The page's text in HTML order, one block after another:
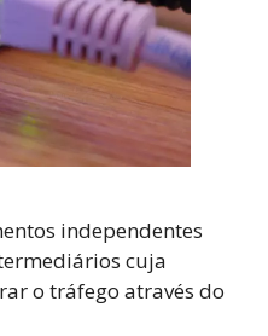
independentes
cuja
o tráfego através do